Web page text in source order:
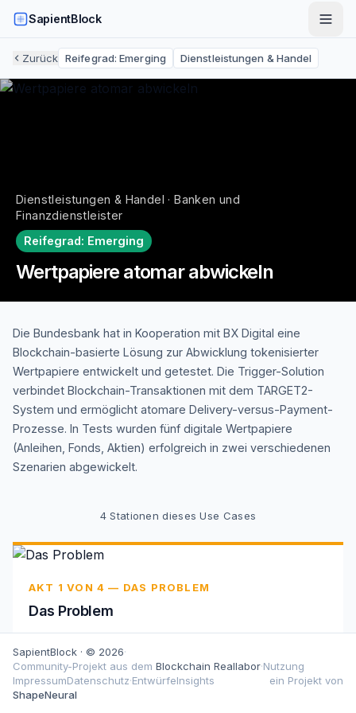
SapientBlock
Zurück Reifegrad:Emerging Dienstleistungen & Handel
Dienstleistungen & Handel · Banken und
Finanzdienstleister
Reifegrad: Emerging
Wertpapiere atomar abwickeln
Die Bundesbank hat in Kooperation mit BX Digital eine
Blockchain-basierte Lösung zur Abwicklung tokenisierter
Wertpapiere entwickelt und getestet. Die Trigger-Solution
verbindet Blockchain-Transaktionen mit dem TARGET2-
System und ermöglicht atomare Delivery-versus-Payment-
Prozesse. In Tests wurden fünf digitale Wertpapiere
(Anleihen, Fonds, Aktien) erfolgreich in zwei verschiedenen
Szenarien abgewickelt.
4 Stationen dieses Use Cases
AKT 1 VON 4 — DAS PROBLEM
Das Problem
Traditionelle Wertpapierabwicklung leidet unter langen
T+2-Abwicklungszyklen, hohen Kosten durch
Intermediäre und erheblichen Kontrahentenrisiken, die
die Effizienz des deutschen Finanzmarkts erheblich
SapientBlock · © 2026·
Community-Projekt aus dem Blockchain Reallabor·Nutzung
ImpressumDatenschutz·EntwürfeInsights
ein Projekt von
ShapeNeural